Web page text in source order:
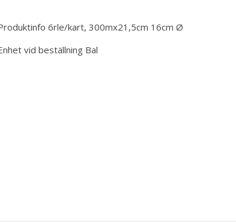
6rle/kart, 300mx21,5cm 16cm Ø
vid beställning Bal